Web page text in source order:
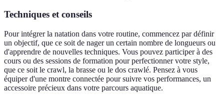
Techniques et conseils
Pour intégrer la natation dans votre routine, commencez par définir
un objectif, que ce soit de nager un certain nombre de longueurs ou
d'apprendre de nouvelles techniques. Vous pouvez participer à des
cours ou des sessions de formation pour perfectionner votre style,
que ce soit le crawl, la brasse ou le dos crawlé. Pensez à vous
équiper d'une montre connectée pour suivre vos performances, un
accessoire précieux dans votre parcours aquatique.